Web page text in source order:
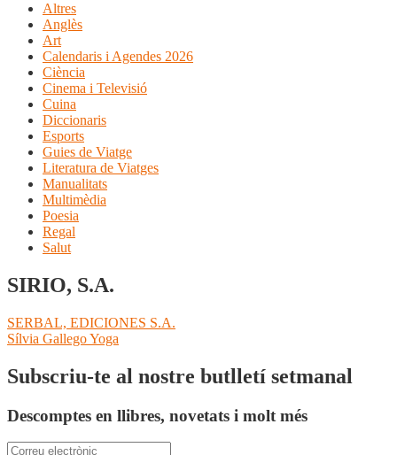
Altres
Anglès
Art
Calendaris i Agendes 2026
Ciència
Cinema i Televisió
Cuina
Diccionaris
Esports
Guies de Viatge
Literatura de Viatges
Manualitats
Multimèdia
Poesia
Regal
Salut
SIRIO, S.A.
Navegació
d'entrades
Entrada
anterior:
SERBAL, EDICIONES S.A.
Pròxima
Sílvia Gallego Yoga
Subscriu-te al nostre butlletí setmanal
Descomptes en llibres, novetats i molt més